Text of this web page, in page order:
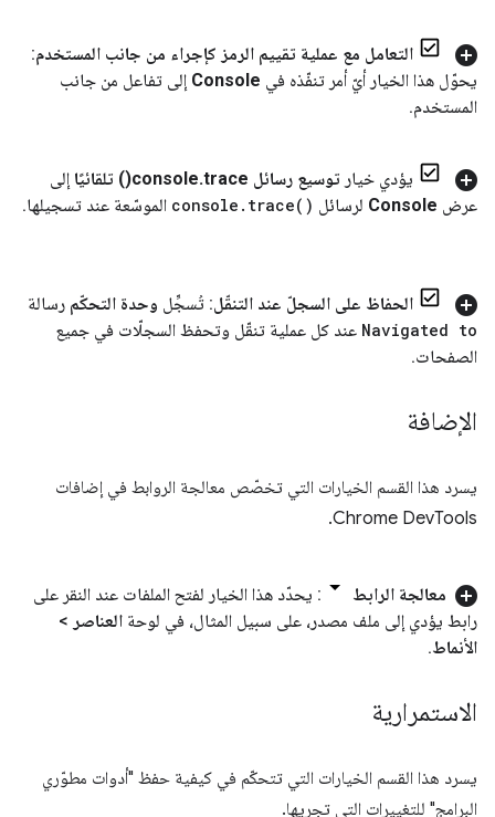
التعامل مع عملية تقييم الرمز كإجراء من جانب المستخدم:
يحوّل هذا الخيار أيّ أمر تنفّذه في Console إلى تفاعل من جانب
المستخدم.
يؤدي خيار توسيع رسائل console .trace( ) تلقائيًا إلى
عرض Console لرسائل console . trace( ) الموسّعة عند تسجيلها.
الحفاظ على السجلّ عند التنقّل: تُسجِّل وحدة التحكّم رسالة
Navigated to عند كل عملية تنقّل وتحفظ السجلّات في جميع
الصفحات.
الإضافة
يسرد هذا القسم الخيارات التي تخصّص معالجة الروابط في إضافات
Chrome DevTools.
معالجة الرابط
: يحدّد هذا الخيار لفتح الملفات عند النقر على
رابط يؤدي إلى ملف مصدر، على سبيل المثال، في لوحة العناصر >
الأنماط.
الاستمرارية
يسرد هذا القسم الخيارات التي تتحكّم في كيفية حفظ "أدوات مطوّري
البرامج" للتغييرات التي تجريها.